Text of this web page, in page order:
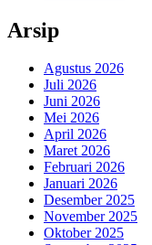
Arsip
Agustus 2026
Juli 2026
Juni 2026
Mei 2026
April 2026
Maret 2026
Februari 2026
Januari 2026
Desember 2025
November 2025
Oktober 2025